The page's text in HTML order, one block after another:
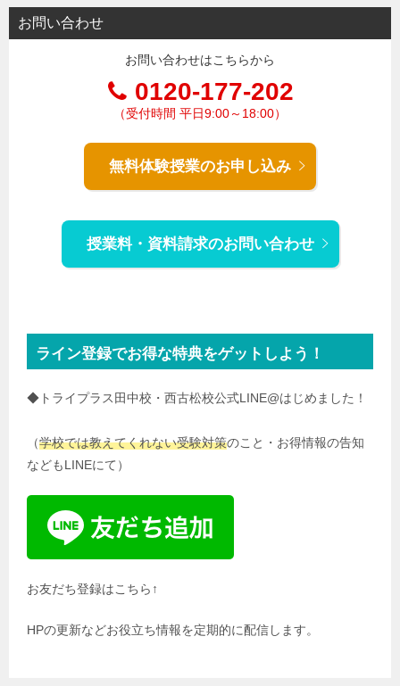
お問い合わせ
お問い合わせはこちらから
0120-177-202
（受付時間 平日9:00～18:00）
無料体験授業のお申し込み
授業料・資料請求のお問い合わせ
ライン登録でお得な特典をゲットしよう！
◆トライプラス田中校・西古松校公式LINE@はじめました！
（学校では教えてくれない受験対策のこと・お得情報の告知
などもLINEにて）
お友だち登録はこちら↑
HPの更新などお役立ち情報を定期的に配信します。